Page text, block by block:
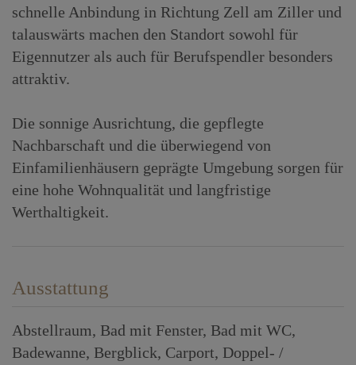
schnelle Anbindung in Richtung Zell am Ziller und
talauswärts machen den Standort sowohl für
Eigennutzer als auch für Berufspendler besonders
attraktiv.
Die sonnige Ausrichtung, die gepflegte
Nachbarschaft und die überwiegend von
Einfamilienhäusern geprägte Umgebung sorgen für
eine hohe Wohnqualität und langfristige
Werthaltigkeit.
Ausstattung
Abstellraum Bad mit Fenster Bad mit WC
Badewanne Bergblick Carport Doppel- /